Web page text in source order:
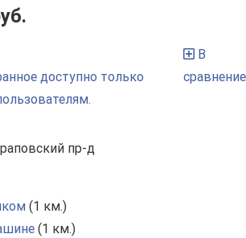
доступно только
В
сравнение
пр-д
(1 км.)
(1 км.)